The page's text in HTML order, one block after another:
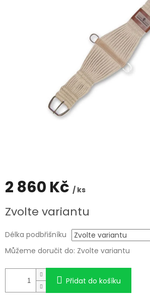
2 860 Kč / ks
cena:
Zvolte variantu
Délka podbřišníku
Můžeme doručit do: Zvolte variantu
Přidat do košíku